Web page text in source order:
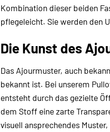
Kombination dieser beiden
pflegeleicht. Sie werden den
Die Kunst des
Das Ajourmuster, auch
bekannt ist. Bei unserem
entsteht durch das gezielte
dem Stoff eine zarte
visuell ansprechendes